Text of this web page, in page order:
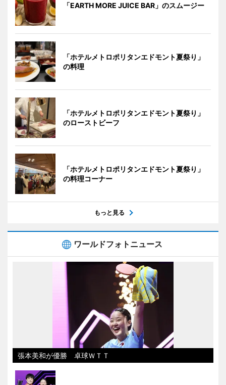
「EARTH MORE JUICE BAR」のスムージー
「ホテルメトロポリタンエドモント夏祭り」
の料理
「ホテルメトロポリタンエドモント夏祭り」
のローストビーフ
「ホテルメトロポリタンエドモント夏祭り」
の料理コーナー
もっと見る
ワールドフォトニュース
張本美和が優勝 卓球ＷＴＴ